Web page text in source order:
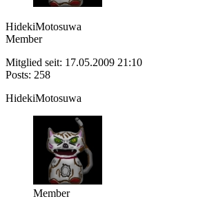
HidekiMotosuwa
Member
Mitglied seit: 17.05.2009 21:10
Posts: 258
HidekiMotosuwa
Member